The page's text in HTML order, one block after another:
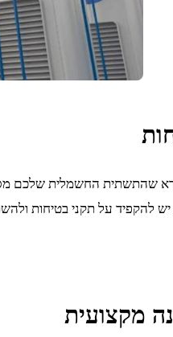
שהתשתית החשמלית שלכם
יש להקפיד על תקני בטיחות
מקצועית